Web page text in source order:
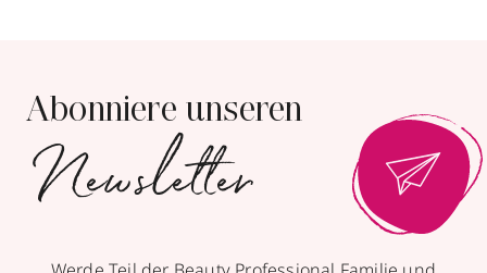
Abonniere unseren
Newsletter